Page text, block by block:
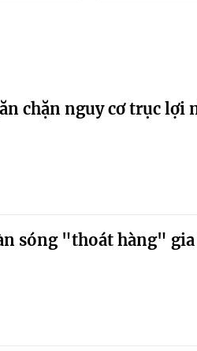
chặn nguy cơ trục lợi
sóng "thoát hàng"